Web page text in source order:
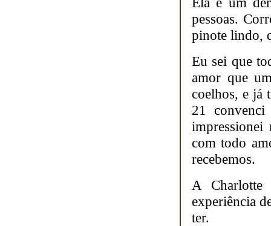
pessoas.
pinote lindo,
Eu sei que
amor que
coelhos, e já
21
com todo
recebemos.
A Charlotte
experiência
ter.